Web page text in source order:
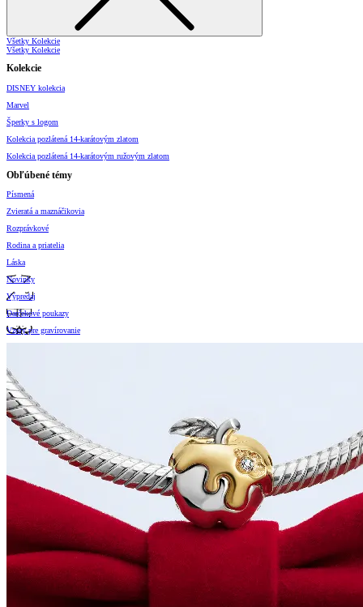
Všetky Kolekcie
Všetky Kolekcie
Kolekcie
DISNEY kolekcia
Marvel
Šperky s logom
Kolekcia pozlátená 14-karátovým zlatom
Kolekcia pozlátená 14-karátovým ružovým zlatom
Obľúbené témy
Písmená
Zvieratá a maznáčikovia
Rozprávkové
Rodina a priatelia
Láska
Novinky
Výpredaj
Darčekové poukazy
Vzory pre gravírovanie